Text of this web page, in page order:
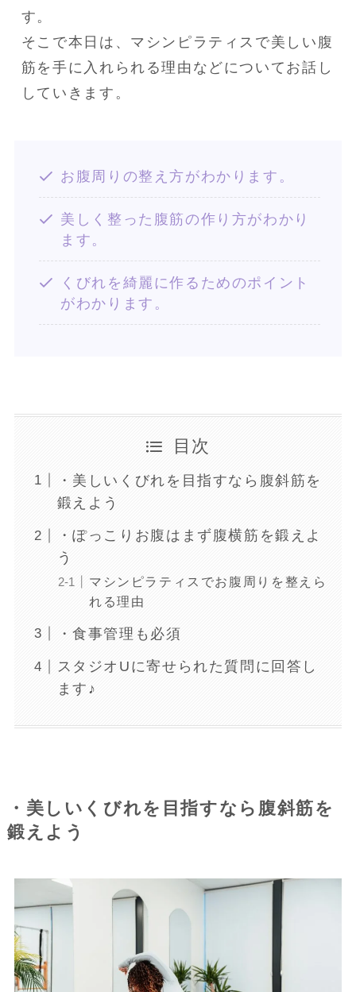
す。
そこで本日は、マシンピラティスで美しい腹
筋を手に入れられる理由などについてお話し
していきます。
お腹周りの整え方がわかります。
美しく整った腹筋の作り方がわかり
ます。
くびれを綺麗に作るためのポイント
がわかります。
目次
・美しいくびれを目指すなら腹斜筋を
鍛えよう
・ぽっこりお腹はまず腹横筋を鍛えよ
う
マシンピラティスでお腹周りを整えら
れる理由
・食事管理も必須
スタジオUに寄せられた質問に回答し
ます♪
・美しいくびれを目指すなら腹斜筋を
鍛えよう